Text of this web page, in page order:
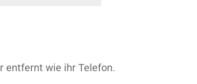
entfernt wie ihr Telefon.